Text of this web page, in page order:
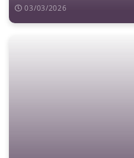
03/03/2026